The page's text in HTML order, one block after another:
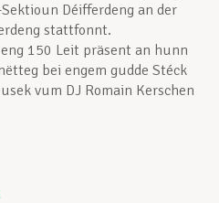
Déifferdeng an der
stattfonnt.
150 Leit präsent an hunn
bei engem gudde Stéck
vum DJ Romain Kerschen